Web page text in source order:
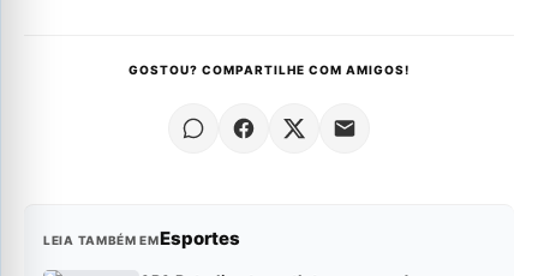
GOSTOU? COMPARTILHE COM AMIGOS!
LEIA TAMBÉM EMEsportes